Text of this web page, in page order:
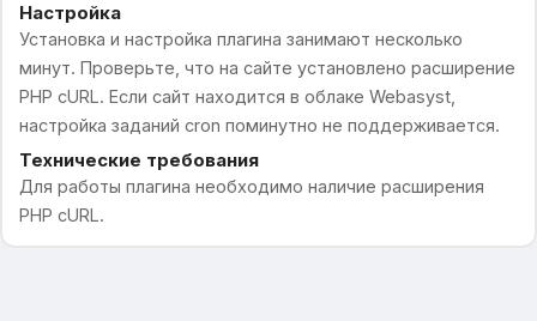
Настройка
Установка и настройка плагина занимают несколько
минут. Проверьте, что на сайте установлено расширение
PHP cURL. Если сайт находится в облаке Webasyst,
настройка заданий cron поминутно не поддерживается.
Технические требования
Для работы плагина необходимо наличие расширения
PHP cURL.